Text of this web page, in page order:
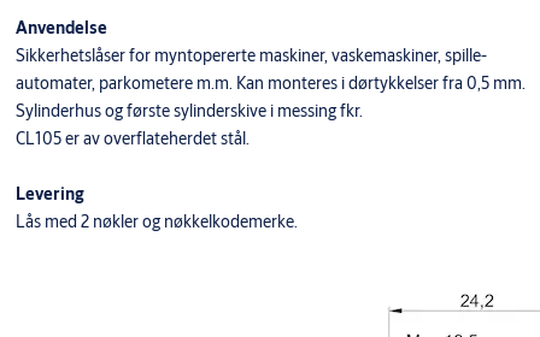
Anvendelse
Sikkerhetslåser for myntopererte maskiner, vaskemaskiner, spille-
automater, parkometere m.m. Kan monteres i dørtykkelser fra 0,5 mm.
Sylinderhus og første sylinderskive i messing fkr.
CL105 er av overflateherdet stål.
Levering
Lås med 2 nøkler og nøkkelkodemerke.